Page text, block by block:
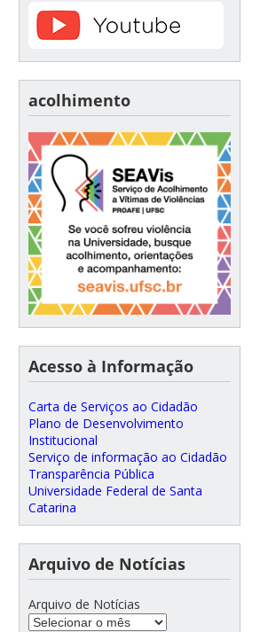
acolhimento
Acesso à Informação
Carta de Serviços ao Cidadão
Plano de Desenvolvimento
Institucional
Serviço de informação ao Cidadão
Transparência Pública
Universidade Federal de Santa
Catarina
Arquivo de Notícias
Arquivo de Notícias